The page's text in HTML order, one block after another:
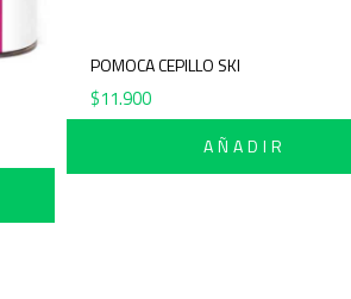
POMOCA CEPILLO SKI
$11.900
AÑADIR